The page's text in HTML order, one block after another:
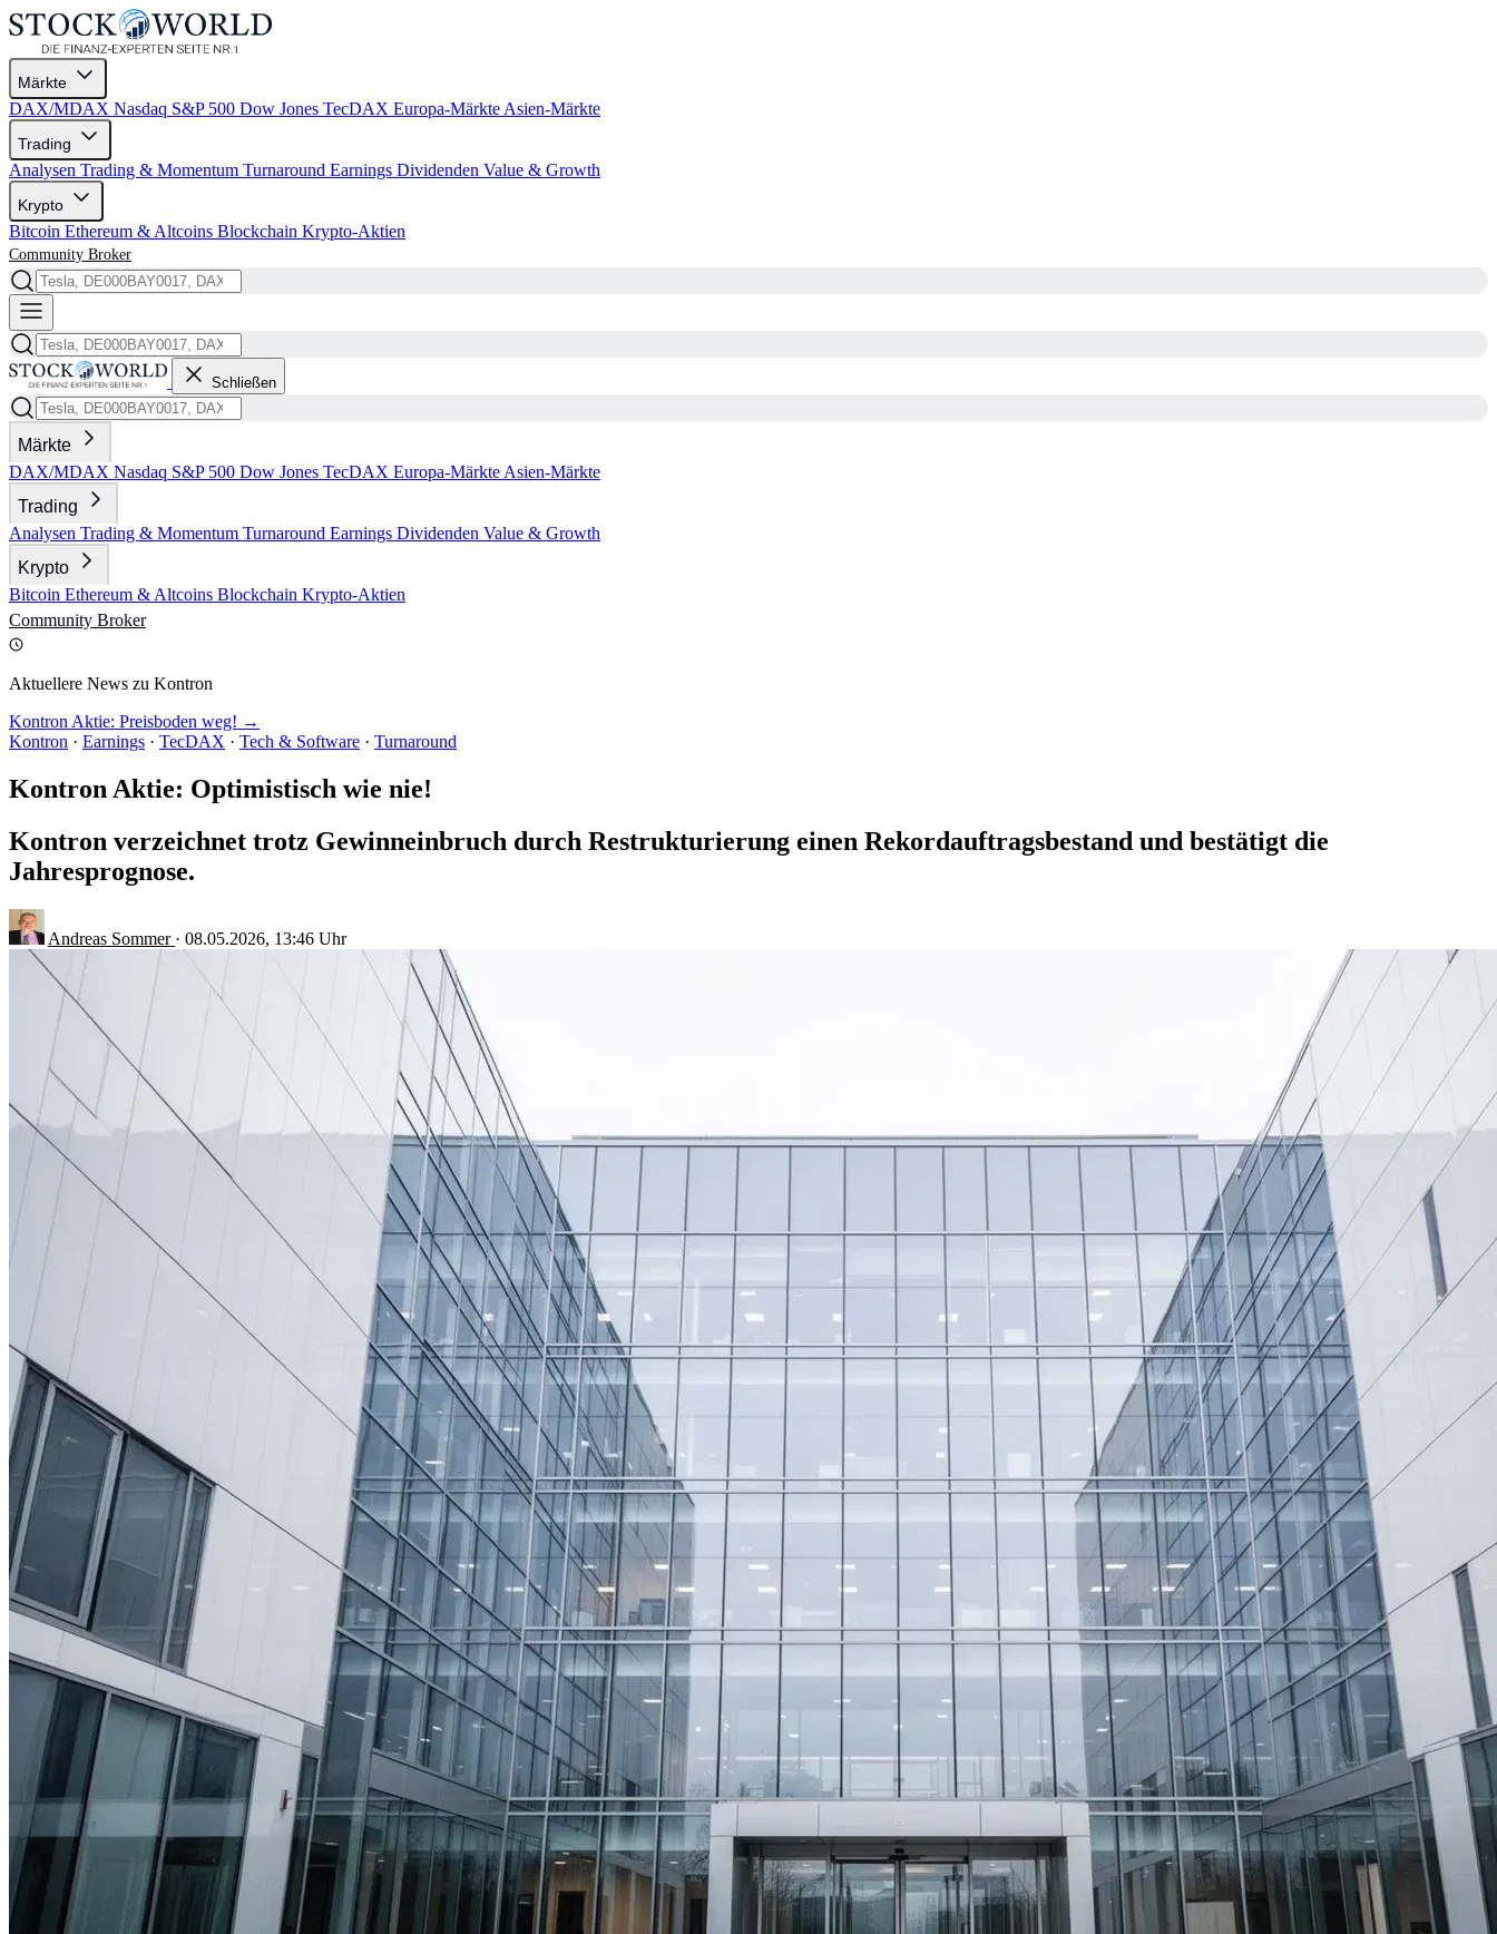
Märkte
DAX/MDAX Nasdaq S&P 500 Dow Jones TecDAX Europa-Märkte Asien-Märkte
Trading
Analysen Trading & Momentum Turnaround Earnings Dividenden Value & Growth
Krypto
Bitcoin Ethereum & Altcoins Blockchain Krypto-Aktien
Community Broker
Schließen
Märkte
DAX/MDAX Nasdaq S&P 500 Dow Jones TecDAX Europa-Märkte Asien-Märkte
Trading
Analysen Trading & Momentum Turnaround Earnings Dividenden Value & Growth
Krypto
Bitcoin Ethereum & Altcoins Blockchain Krypto-Aktien
Community Broker
Aktuellere News zu Kontron
Kontron Aktie: Preisboden weg! →
Kontron · Earnings · TecDAX · Tech & Software · Turnaround
Kontron Aktie: Optimistisch wie nie!
Kontron verzeichnet trotz Gewinneinbruch durch Restrukturierung einen Rekordauftragsbestand und bestätigt die
Jahresprognose.
Andreas Sommer · 08.05.2026, 13:46 Uhr